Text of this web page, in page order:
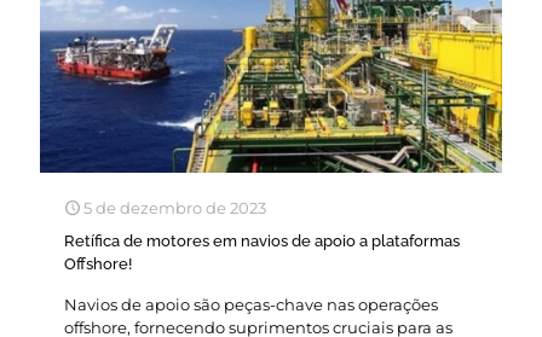
5 de dezembro de 2023
Retífica de motores em navios de apoio a plataformas
Offshore!
Navios de apoio são peças-chave nas operações
offshore, fornecendo suprimentos cruciais para as